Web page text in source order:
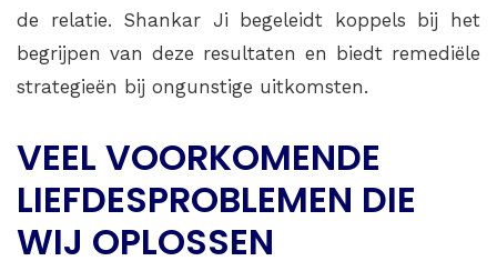
de relatie. Shankar Ji begeleidt koppels bij het
begrijpen van deze resultaten en biedt remediële
strategieën bij ongunstige uitkomsten.
VEEL VOORKOMENDE
LIEFDESPROBLEMEN DIE
WIJ OPLOSSEN